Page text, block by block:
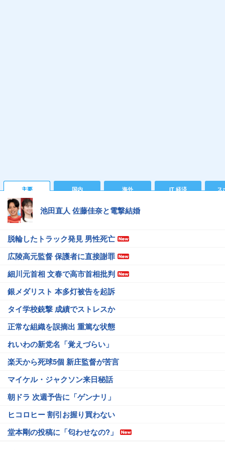
主要 国内 海外 IT 経済 ス
池田直人 佐藤佳奈と電撃結婚
脱輪したトラック発見 男性死亡
広陵高元監督 保護者に直接謝罪
細川元首相 文春で高市首相批判
銀メダリスト 本多灯被告を起訴
タイ学校銃撃 成績でストレスか
正常な組織を誤摘出 重篤な状態
れいわの新党名「覚えづらい」
楽天から死球5個 新庄監督が苦言
マイケル・ジャクソン来日秘話
朝ドラ 次週予告に「ゲンナリ」
ヒコロヒー 割引お握り買わない
堂本剛の投稿に「匂わせなの?」